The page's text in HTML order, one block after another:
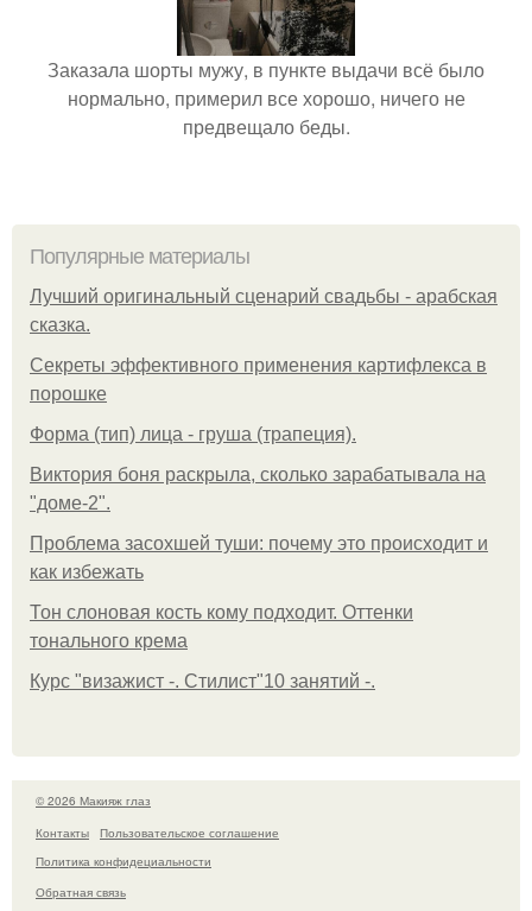
Заказала шорты мужу, в пункте выдачи всё было
нормально, примерил все хорошо, ничего не
предвещало беды.
Популярные материалы
Лучший оригинальный сценарий свадьбы - арабская
сказка.
Секреты эффективного применения картифлекса в
порошке
Форма (тип) лица - груша (трапеция).
Виктория боня раскрыла, сколько зарабатывала на
"доме-2".
Проблема засохшей туши: почему это происходит и
как избежать
Тон слоновая кость кому подходит. Оттенки
тонального крема
Курс "визажист -. Стилист"10 занятий -.
© 2026 Макияж глаз
Контакты
Пользовательское соглашение
Политика конфидециальности
Обратная связь